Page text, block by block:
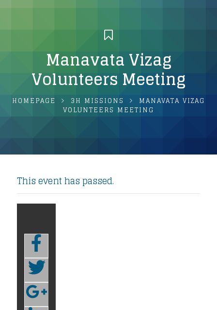
Manavata Vizag
Volunteers Meeting
HOMEPAGE 3H MISSIONS
MANAVATA VIZAG
VOLUNTEERS MEETING
This event has passed.